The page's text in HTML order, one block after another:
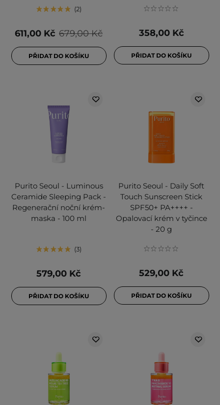
2
679,00 Kč
611,00 Kč
PŘIDAT DO KOŠÍKU
358,00 Kč
PŘIDAT DO KOŠÍKU
Purito Seoul - Luminous
Ceramide Sleeping Pack -
Regenerační noční krém-
maska - 100 ml
3
579,00 Kč
PŘIDAT DO KOŠÍKU
Purito Seoul - Daily Soft
Touch Sunscreen Stick
SPF50+ PA++++ -
Opalovací krém v tyčince
- 20 g
529,00 Kč
PŘIDAT DO KOŠÍKU